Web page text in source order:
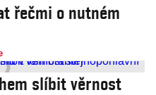
řečmi o nutném
slíbit věrnost